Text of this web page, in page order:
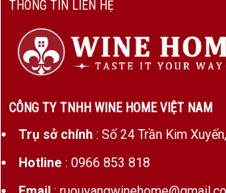
THÔNG TIN LIÊN HỆ
CÔNG TY TNHH WINE HOME VIỆT NAM
Trụ sở chính: Số 24 Trần Kim
Hotline : 0966 853 818